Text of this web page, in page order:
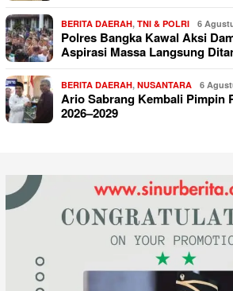
BERITA DAERAH, TNI & POLRI 6
Polres Bangka Kawal Aksi
Aspirasi Massa Langsung
BERITA DAERAH, NUSANTARA 6
Ario Sabrang Kembali Pimpin
2026–2029